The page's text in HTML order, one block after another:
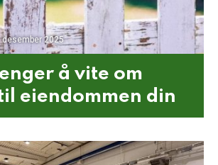
desember 2025
å vite om
eiendommen din